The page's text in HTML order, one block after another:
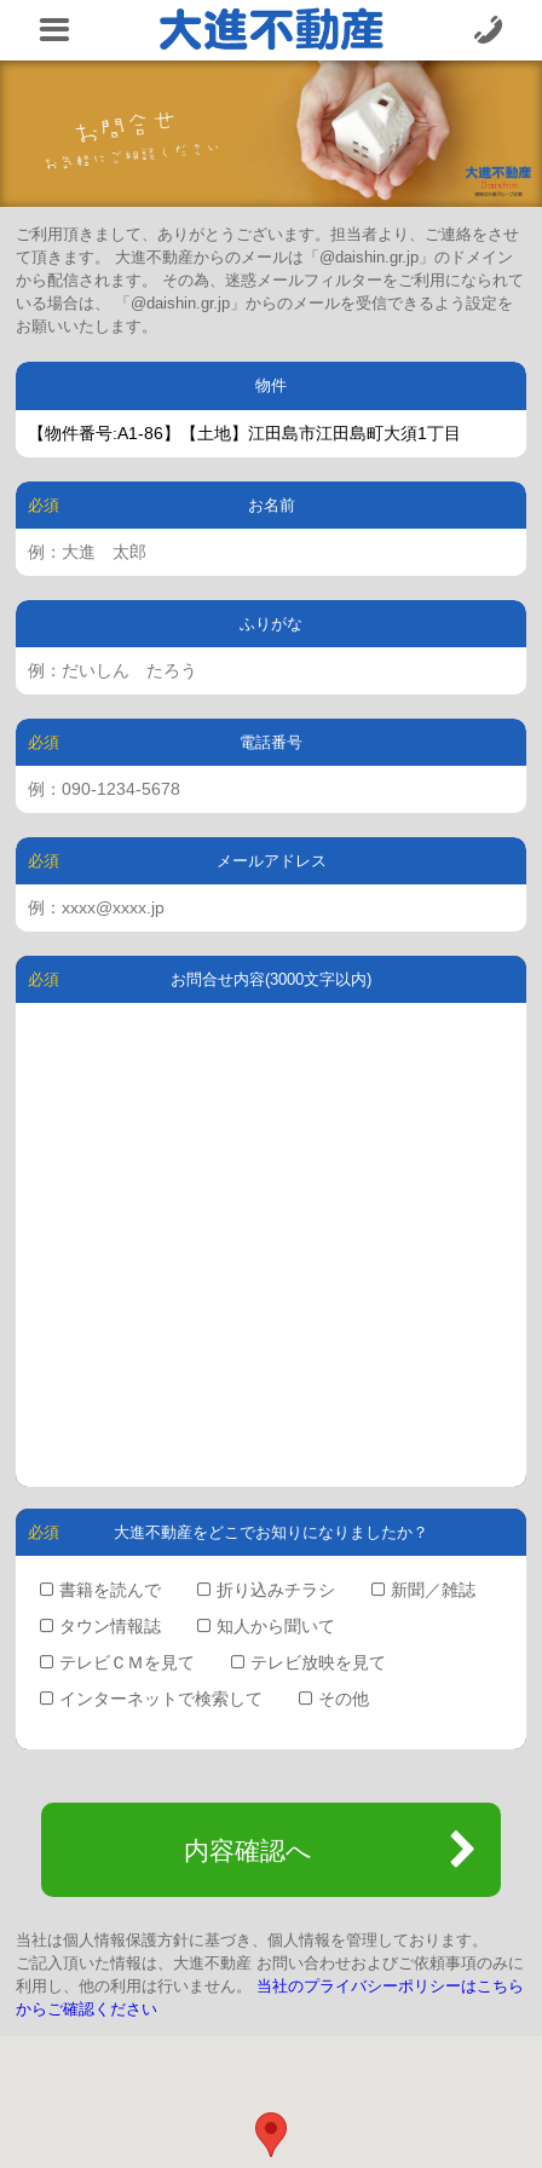
ご利用頂きまして、ありがとうございます。担当者より、ご連絡をさせ
て頂きます。 大進不動産からのメールは「@daishin.gr.jp」のドメイン
から配信されます。 その為、迷惑メールフィルターをご利用になられて
いる場合は、 「@daishin.gr.jp」からのメールを受信できるよう設定を
お願いいたします。
物件
お名前
ふりがな
電話番号
メールアドレス
お問合せ内容(3000文字以内)
大進不動産をどこでお知りになりましたか？
書籍を読んで 折り込みチラシ
新聞／雑誌
タウン情報誌
知人から聞いて
テレビＣＭを見て
テレビ放映を見て
インターネットで検索して
その他
内容確認へ
当社は個人情報保護方針に基づき、個人情報を管理しております。
ご記入頂いた情報は、大進不動産 お問い合わせおよびご依頼事項のみに
利用し、他の利用は行いません。 当社のプライバシーポリシーはこちら
からご確認ください